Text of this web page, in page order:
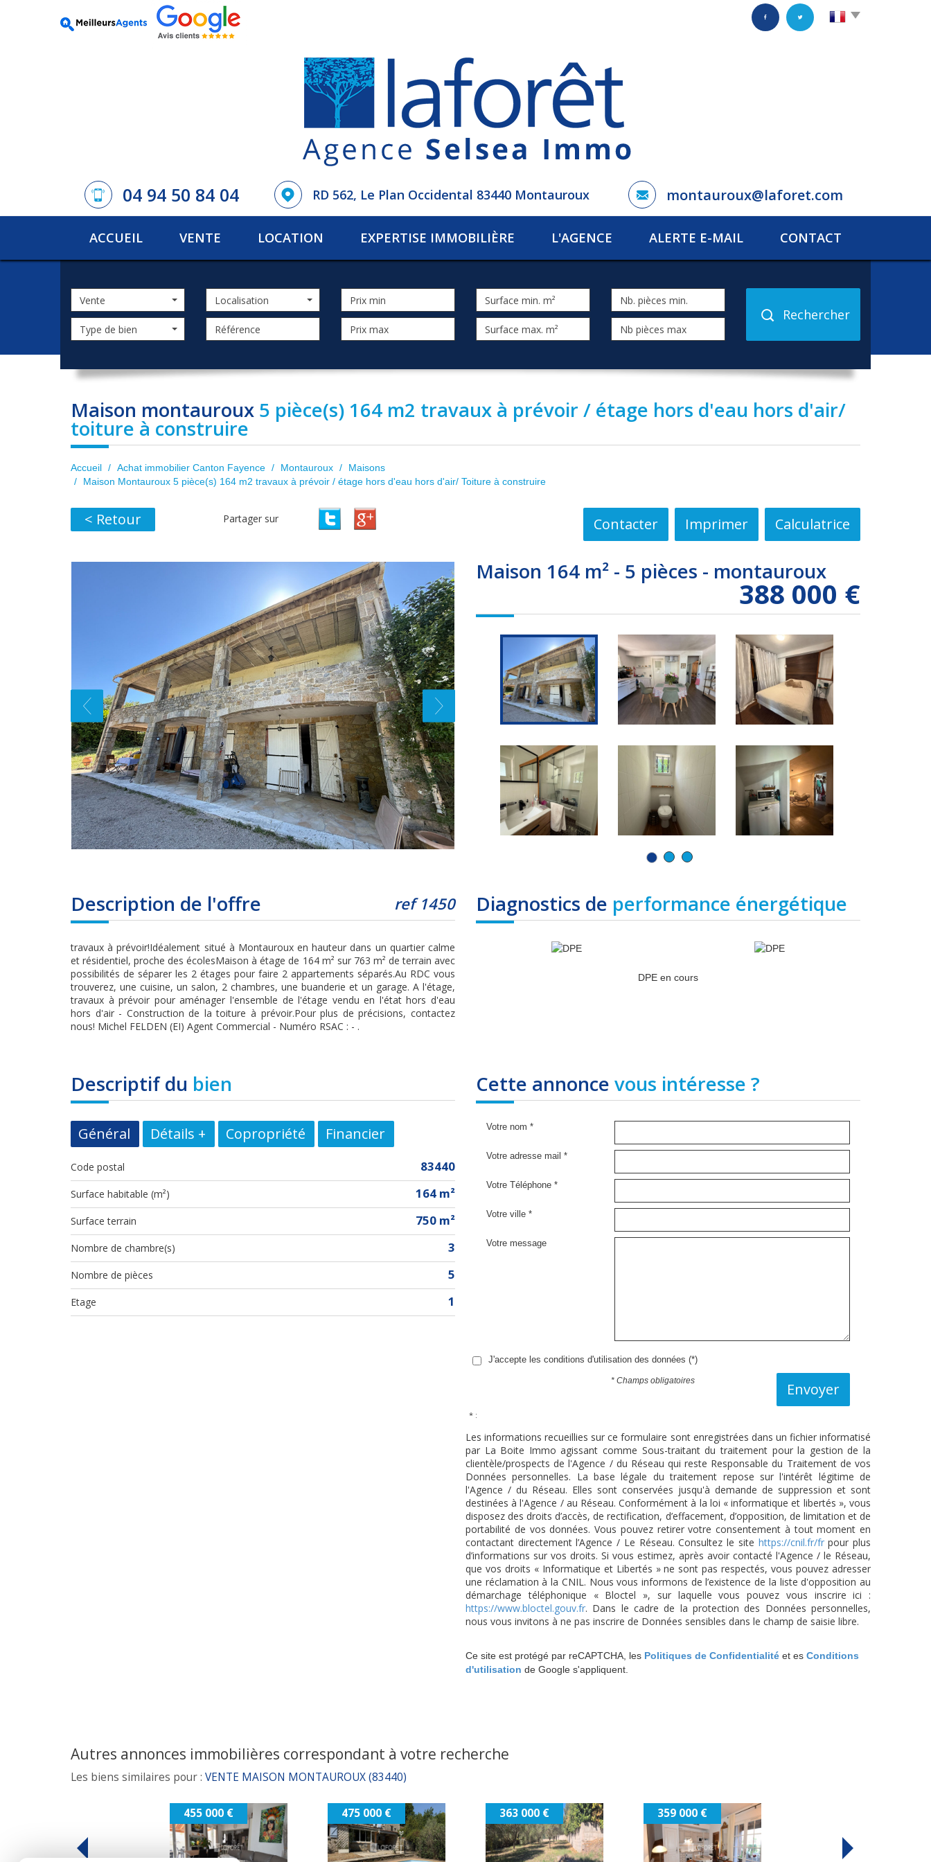
04 94 50 84 04 RD 562, Le Plan Occidental 83440 Montauroux montauroux@laforet.com
ACCUEIL VENTE LOCATION EXPERTISE IMMOBILIÈRE L'AGENCE ALERTE E-MAIL CONTACT
Vente
Type de bien
Localisation
Rechercher
maison montauroux 5 pièce(s) 164 m2 travaux à prévoir / étage hors d'eau hors d'air/
toiture à construire
Accueil Achat immobilier Canton Fayence Montauroux
Maisons
Maison Montauroux 5 pièce(s) 164 m2 travaux à prévoir / étage hors d'eau hors d'air/ Toiture à construire
< Retour Partager sur Contacter Imprimer Calculatrice
maison 164 m² - 5 pièces - montauroux
388 000 €
description de l'offre ref 1450
travaux à prévoir!Idéalement situé à Montauroux en hauteur dans un quartier calme
et résidentiel, proche des écolesMaison à étage de 164 m² sur 763 m² de terrain avec
possibilités de séparer les 2 étages pour faire 2 appartements séparés.Au RDC vous
trouverez, une cuisine, un salon, 2 chambres, une buanderie et un garage. A l'étage,
travaux à prévoir pour aménager l'ensemble de l'étage vendu en l'état hors d'eau
hors d'air - Construction de la toiture à prévoir.Pour plus de précisions, contactez
nous! Michel FELDEN (EI) Agent Commercial - Numéro RSAC : - .
diagnostics de performance énergétique
DPE en cours
descriptif du bien
Général Détails + Copropriété Financier
Code postal 83440
Surface habitable (m²) 164 m²
surface terrain 750 m²
Nombre de chambre(s) 3
Nombre de pièces 5
Etage 1
cette annonce vous intéresse ?
Votre nom *
Votre adresse mail *
Votre Téléphone *
Votre ville *
Votre message
J'accepte les conditions d'utilisation des données (*)
Envoyer
* Champs obligatoires
* :
Les informations recueillies sur ce formulaire sont enregistrées dans un fichier informatisé
par La Boite Immo agissant comme Sous-traitant du traitement pour la gestion de la
clientèle/prospects de l'Agence / du Réseau qui reste Responsable du Traitement de vos
Données personnelles. La base légale du traitement repose sur l'intérêt légitime de
l'Agence / du Réseau. Elles sont conservées jusqu'à demande de suppression et sont
destinées à l'Agence / au Réseau. Conformément à la loi « informatique et libertés », vous
disposez des droits d’accès, de rectification, d’effacement, d’opposition, de limitation et de
portabilité de vos données. Vous pouvez retirer votre consentement à tout moment en
contactant directement l’Agence / Le Réseau. Consultez le site https://cnil.fr/frpour plus
d’informations sur vos droits. Si vous estimez, après avoir contacté l'Agence / le Réseau,
que vos droits « Informatique et Libertés » ne sont pas respectés, vous pouvez adresser
une réclamation à la CNIL. Nous vous informons de l’existence de la liste d'opposition au
démarchage téléphonique « Bloctel », sur laquelle vous pouvez vous inscrire ici :
https://www.bloctel.gouv.fr. Dans le cadre de la protection des Données personnelles,
nous vous invitons à ne pas inscrire de Données sensibles dans le champ de saisie libre.
Ce site est protégé par reCAPTCHA, les Politiques de Confidentialité et es Conditions
d'utilisation de Google s'appliquent.
autres annonces immobilières correspondant à votre recherche
Les biens similaires pour : VENTE MAISON MONTAUROUX (83440)
359 000 € 450 000 €